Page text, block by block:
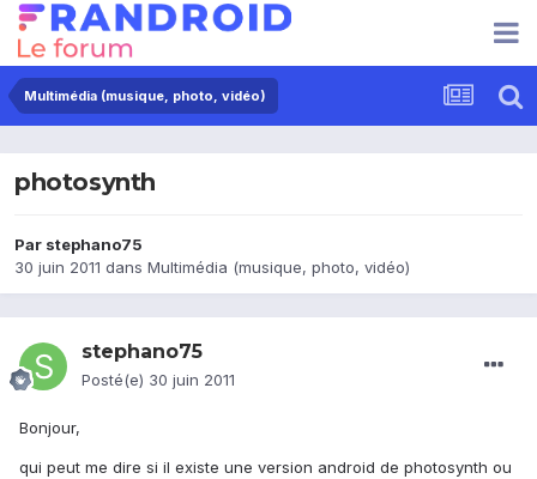
Multimédia (musique, photo, vidéo)
photosynth
Par stephano75
30 juin 2011 dans Multimédia (musique, photo, vidéo)
stephano75
Posté(e) 30 juin 2011
Bonjour,
qui peut me dire si il existe une version android de photosynth ou